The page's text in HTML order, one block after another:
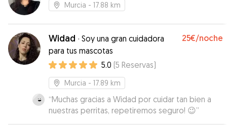
Murcia - 17.88 km
Widad · Soy una gran cuidadora
para tus mascotas
25€/noche
5.0 (5 Reservas)
Murcia - 17.89 km
“Muchas gracias a Widad por cuidar tan bien a
nuestras perritas, repetiremos seguro! 😉”